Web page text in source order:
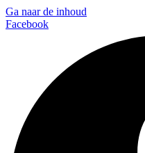
Ga naar de inhoud
Facebook